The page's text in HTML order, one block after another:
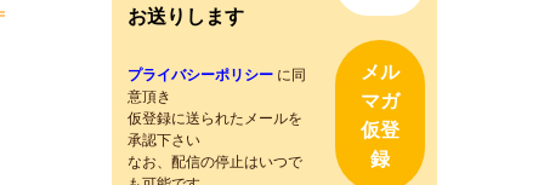
お送りします
プライバシーポリシー に同
意頂き
仮登録に送られたメールを
承認下さい
なお、配信の停止はいつで